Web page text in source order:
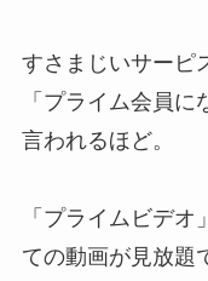
すさまじいサーピ
「プライム会員
言われるほど。
「プライムビデ
ての動画が見放題